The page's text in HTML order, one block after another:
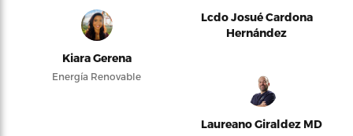
Kiara Gerena
Energía Renovable
Lcdo Josué Cardona
Hernández
Laureano Giraldez MD